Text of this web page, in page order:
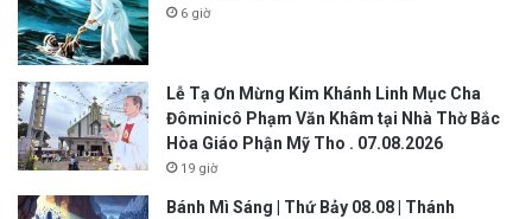
6 giờ
Lễ Tạ Ơn Mừng Kim Khánh Linh Mục Cha
Đôminicô Phạm Văn Khâm tại Nhà Thờ Bắc
Hòa Giáo Phận Mỹ Tho . 07.08.2026
19 giờ
Bánh Mì Sáng | Thứ Bảy 08.08 | Thánh